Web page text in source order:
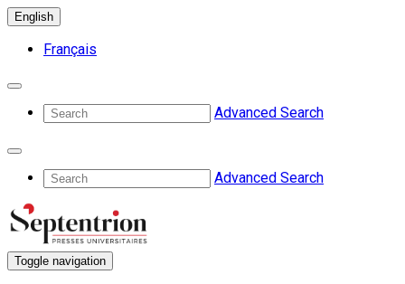
English
Français
Advanced Search
Advanced Search
Toggle navigation